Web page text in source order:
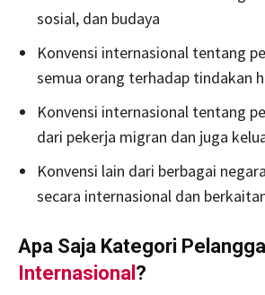
sosial, dan budaya
Konvensi internasional tentang
semua orang terhadap tindakan
Konvensi internasional tentang
dari pekerja migran dan juga
Konvensi lain dari berbagai
secara internasional dan
Apa Saja Kategori
Internasional ?